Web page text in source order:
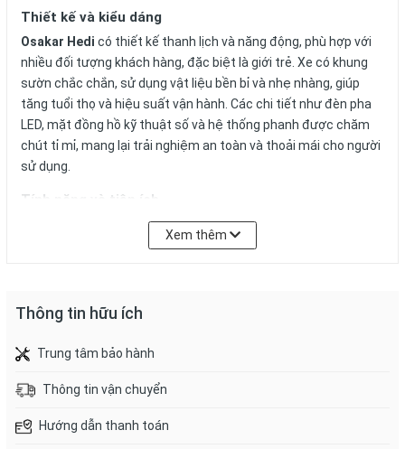
Thiết kế và kiểu dáng
Osakar Hedi có thiết kế thanh lịch và năng động, phù hợp với
nhiều đối tượng khách hàng, đặc biệt là giới trẻ. Xe có khung
sườn chắc chắn, sử dụng vật liệu bền bỉ và nhẹ nhàng, giúp
tăng tuổi thọ và hiệu suất vận hành. Các chi tiết như đèn pha
LED, mặt đồng hồ kỹ thuật số và hệ thống phanh được chăm
chút tỉ mỉ, mang lại trải nghiệm an toàn và thoải mái cho người
sử dụng.
Tính năng và tiện ích
Osakar Hedi tích hợp nhiều tính năng hiện đại, giúp nâng cao
toàn khi di chuyển vào ban đêm.
dung lượng và quãng đường di chuyển một cách rõ ràng và dễ
đọc.
phanh tốt, tăng cường độ an toàn khi di chuyển trên nhiều loại
Xem thêm
Thông tin hữu ích
Trung tâm bảo hành
Thông tin vận chuyển
Hướng dẫn thanh toán